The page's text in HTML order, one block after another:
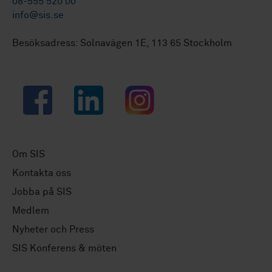
info@sis.se
Besöksadress: Solnavägen 1E, 113 65 Stockholm
Facebook LinkedIn Instagram
Om SIS
Kontakta oss
Jobba på SIS
Medlem
Nyheter och Press
SIS Konferens & möten